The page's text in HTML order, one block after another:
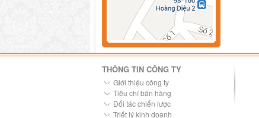
THÔNG TIN CÔNG TY
Giới thiệu công ty
Tiêu chí bán hàng
Đối tác chiến lược
Triết lý kinh doanh